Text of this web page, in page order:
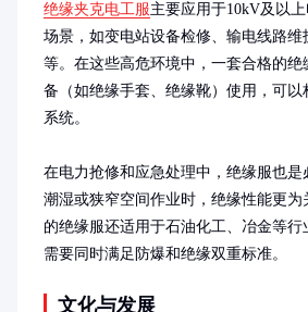
绝缘夹克电工服主要应用于10kV及以
场景，如变电站设备检修、输电线路维
等。在这些高危环境中，一套合格的绝
备（如绝缘手套、绝缘靴）使用，可以
系统。
在电力抢修和应急处理中，绝缘服也
潮湿或狭窄空间作业时，绝缘性能更
的绝缘服还适用于石油化工、冶金等行
需要同时满足防爆和绝缘双重标准。
文化与发展